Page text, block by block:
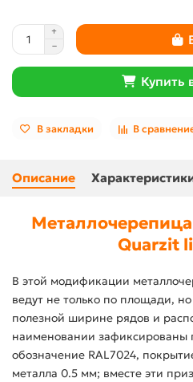
Купить
В закладки В
Описание
Quarzit
В этой модификации
ведут не только по площади,
полезной ширине рядов и
наименовании зафиксированы
обозначение RAL7024,
металла 0.5 мм; вместе эти